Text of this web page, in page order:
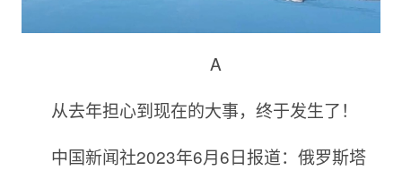
A
从去年担心到现在的大事，终于发生了！
中国新闻社2023年6月6日报道：俄罗斯塔